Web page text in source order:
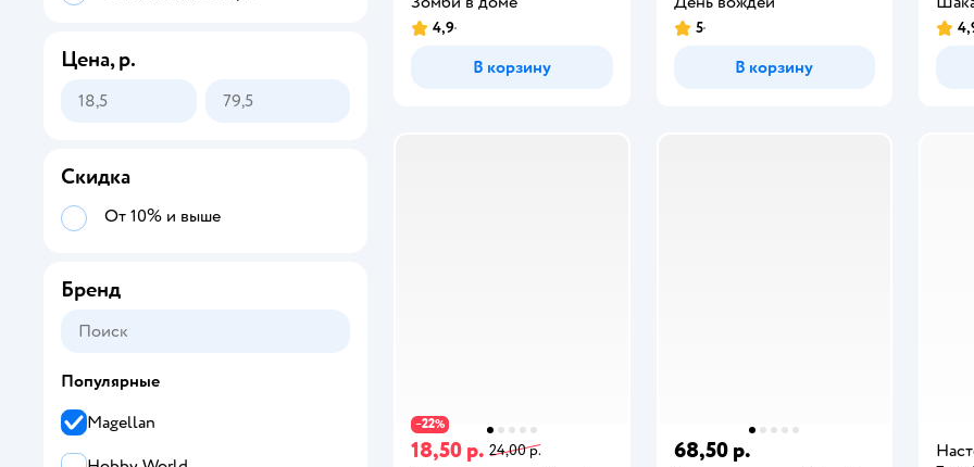
4,9
В корзину
5
В корзину
−22%
18,50 р. 24,00 р. 68,50 р.
Цена, р.
Скидка
От 10% и выше
Бренд
Популярные
Magellan